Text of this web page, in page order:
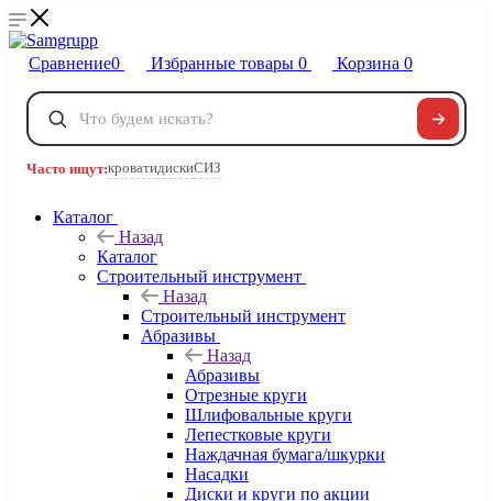
Сравнение0 Избранные товары 0 Корзина 0
Телефоны
8 800 222-40-09
Часто ищут:кроватидискиСИЗ
Каталог
Назад
Каталог
Строительный инструмент
Назад
Строительный инструмент
Абразивы
Назад
Абразивы
Отрезные круги
Шлифовальные круги
Лепестковые круги
Наждачная бумага/шкурки
Насадки
Диски и круги по акции